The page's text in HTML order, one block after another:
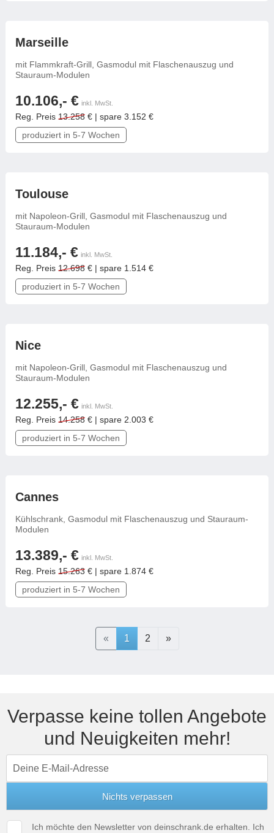
Marseille
mit Flammkraft-Grill, Gasmodul mit Flaschenauszug und
Stauraum-Modulen
10.106,- € inkl. MwSt.
Reg. Preis 13.258 € | spare 3.152 €
produziert in 5-7 Wochen
Toulouse
mit Napoleon-Grill, Gasmodul mit Flaschenauszug und
Stauraum-Modulen
11.184,- € inkl. MwSt.
Reg. Preis 12.698 € | spare 1.514 €
produziert in 5-7 Wochen
Nice
mit Napoleon-Grill, Gasmodul mit Flaschenauszug und
Stauraum-Modulen
12.255,- € inkl. MwSt.
Reg. Preis 14.258 € | spare 2.003 €
produziert in 5-7 Wochen
Cannes
Kühlschrank, Gasmodul mit Flaschenauszug und Stauraum-
Modulen
13.389,- € inkl. MwSt.
Reg. Preis 15.263 € | spare 1.874 €
produziert in 5-7 Wochen
«Previous
1 2 »Next
Verpasse keine tollen Angebote
und Neuigkeiten mehr!
Ich möchte den Newsletter von deinschrank.de erhalten. Ich